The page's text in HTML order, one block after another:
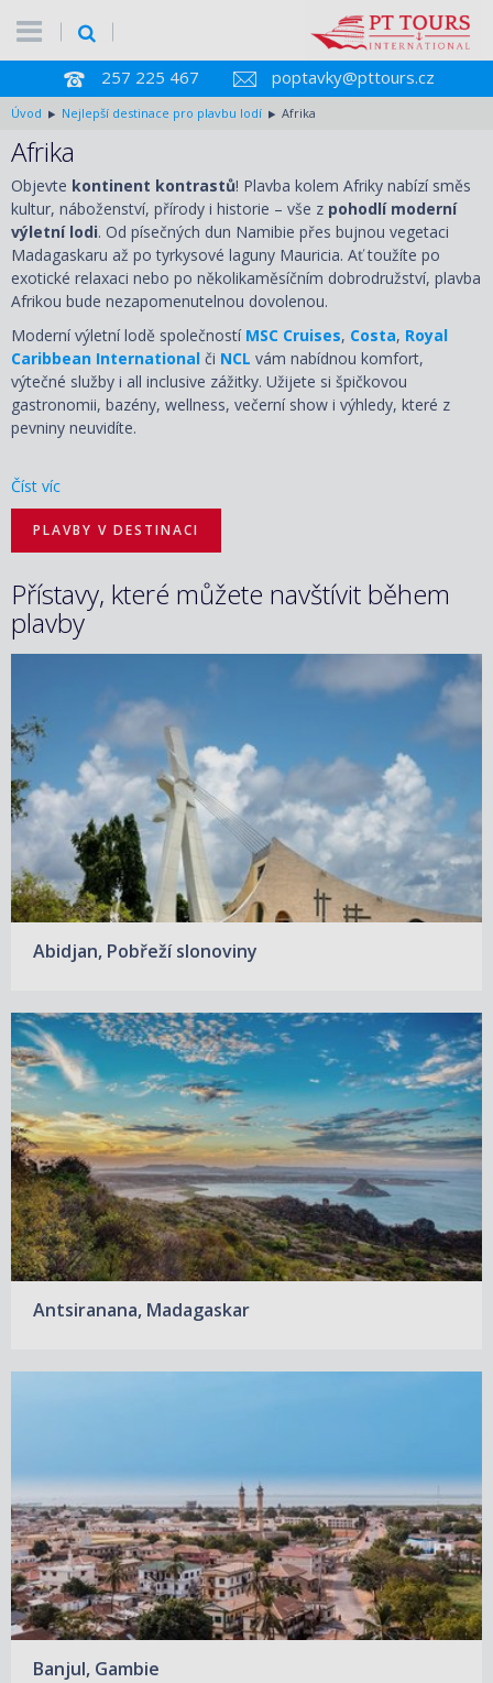
257 225 467 poptavky@pttours.cz
Úvod Nejlepší destinace pro plavbu lodí Afrika
Afrika
Objevte kontinent kontrastů! Plavba kolem Afriky nabízí směs
kultur, náboženství, přírody i historie – vše z pohodlí moderní
výletní lodi. Od písečných dun Namibie přes bujnou vegetaci
Madagaskaru až po tyrkysové laguny Mauricia. Ať toužíte po
exotické relaxaci nebo po několikaměsíčním dobrodružství, plavba
Afrikou bude nezapomenutelnou dovolenou.
Moderní výletní lodě společností MSC Cruises, Costa, Royal
Caribbean International či NCL vám nabídnou komfort,
výtečné služby i all inclusive zážitky. Užijete si špičkovou
gastronomii, bazény, wellness, večerní show i výhledy, které z
pevniny neuvidíte.
Číst víc
PLAVBY V DESTINACI
Přístavy, které můžete navštívit během
plavby
Abidjan, Pobřeží slonoviny
Antsiranana, Madagaskar
Banjul, Gambie